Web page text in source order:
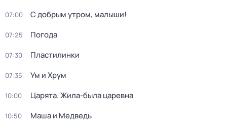
07:00 С добрым утром, малыши!
07:25 Погода
07:30 Пластилинки
07:35 Ум и Хрум
10:00 Царята. Жила-была царевна
10:50 Маша и Медведь